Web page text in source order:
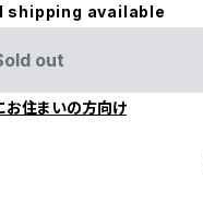
shipping available
out
お住まいの方向け